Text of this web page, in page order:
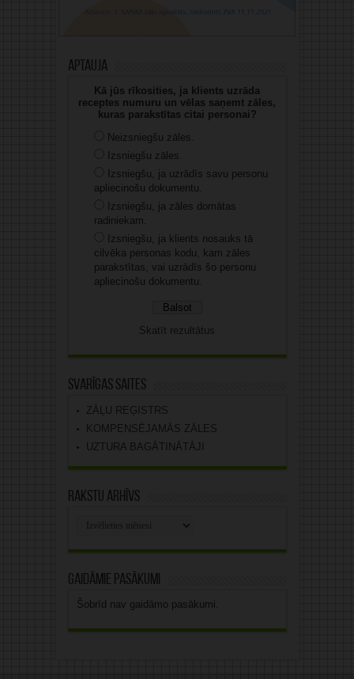
Aptauja
Kā jūs rīkosities, ja klients uzrāda
receptes numuru un vēlas saņemt zāles,
kuras parakstītas citai personai?
Neizsniegšu zāles.
Izsniegšu zāles.
Izsniegšu, ja uzrādīs savu personu
apliecinošu dokumentu.
Izsniegšu, ja zāles domātas
radiniekam.
Izsniegšu, ja klients nosauks tā
cilvēka personas kodu, kam zāles
parakstītas, vai uzrādīs šo personu
apliecinošu dokumentu.
Skatīt rezultātus
Svarīgas saites
ZĀĻU REĢISTRS
KOMPENSĒJAMĀS ZĀLES
UZTURA BAGĀTINĀTĀJI
Rakstu arhīvs
Gaidāmie pasākumi
Šobrīd nav gaidāmo pasākumi.